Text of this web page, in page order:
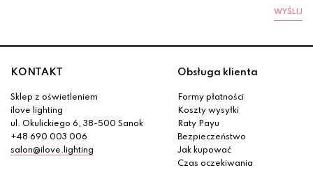
WYŚLIJ
KONTAKT
Sklep z oświetleniem
ilove lighting
ul. Okulickiego 6, 38-500 Sanok
+48 690 003 006
salon@ilove.lighting
Obsługa klienta
Formy płatności
Koszty wysyłki
Raty Payu
Bezpieczeństwo
Jak kupować
Czas oczekiwania